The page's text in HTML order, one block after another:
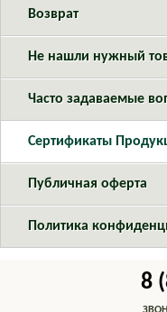
Возврат
Не нашли нужный
Часто задаваемые
Cертификаты
Публичная оферта
Политика
8